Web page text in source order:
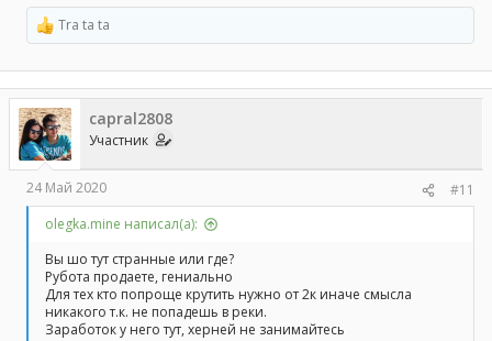
Р
е
а
к
ц
и
и
:
Tra ta ta
capral2808
Участник
24 Май 2020
#11
olegka.mine написал(а):
Вы шо тут странные или где?
Рубота продаете, гениально
Для тех кто попроще крутить нужно от 2к иначе смысла
никакого т.к. не попадешь в реки.
Заработок у него тут, херней не занимайтесь